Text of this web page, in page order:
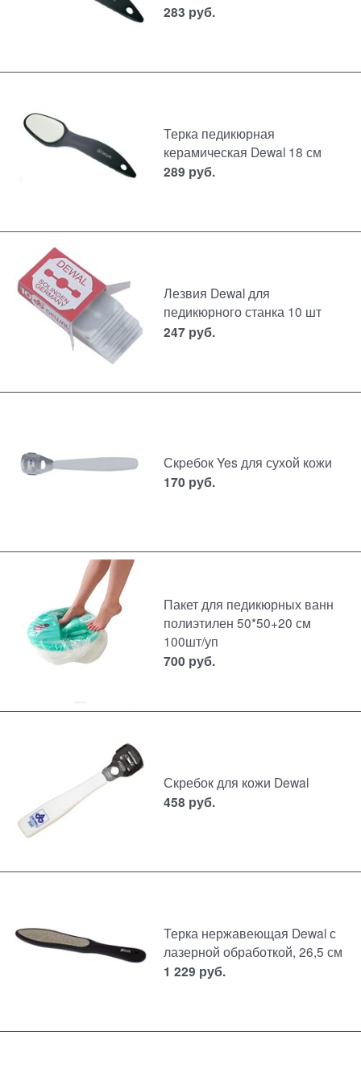
283 руб.
Терка педикюрная
керамическая Dewal 18 см
289 руб.
Лезвия Dewal для
педикюрного станка 10 шт
247 руб.
Скpебок Yes для сухой кожи
170 руб.
Пакет для педикюрных ванн
полиэтилен 50*50+20 см
100шт/уп
700 руб.
Скребок для кожи Dewal
458 руб.
Терка нержавеющая Dewal с
лазерной обработкой, 26,5 см
1 229 руб.